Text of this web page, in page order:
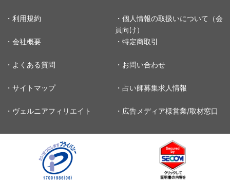
・利用規約
・個人情報の取扱いについて（会
員向け）
・会社概要
・特定商取引
・よくある質問 ・お問い合わせ
・サイトマップ ・占い師募集求人情報
・ヴェルニアフィリエイト ・広告メディア様営業/取材窓口